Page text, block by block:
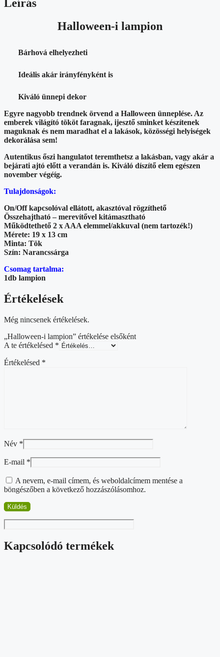
Leírás
Halloween-i lampion
Bárhová elhelyezheti
Ideális akár irányfényként is
Kiváló ünnepi dekor
Egyre nagyobb trendnek örvend a Halloween ünneplése. Az
emberek világító tököt faragnak, ijesztő sminket készítenek
maguknak és nem maradhat el a lakások, közösségi helyiségek
dekorálása sem!
Autentikus őszi hangulatot teremthetsz a lakásban, vagy akár a
bejárati ajtó előtt a verandán is. Kiváló díszítő elem egészen
november végéíg.
Tulajdonságok:
On/Off kapcsolóval ellátott, akasztóval rögzíthető
Összehajtható – merevítővel kitámasztható
Működtethető 2 x AAA elemmel/akkuval (nem tartozék!)
Mérete: 19 x 13 cm
Minta: Tök
Szín: Narancssárga
Csomag tartalma:
1db lampion
Értékelések
Még nincsenek értékelések.
„Halloween-i lampion” értékelése elsőként
A te értékelésed *
Értékelésed *
Név *
E-mail *
A nevem, e-mail címem, és weboldalcímem mentése a
böngészőben a következő hozzászólásomhoz.
Kapcsolódó termékek